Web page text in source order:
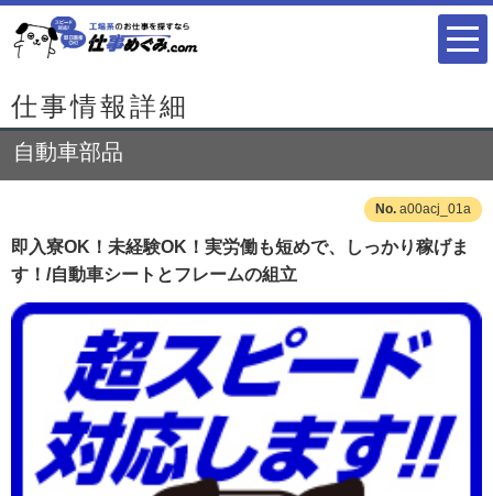
仕事情報詳細
自動車部品
a00acj_01a
即入寮OK！未経験OK！実労働も短めで、しっかり稼げま
す！/自動車シートとフレームの組立